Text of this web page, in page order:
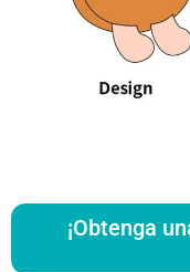
¡Obtenga